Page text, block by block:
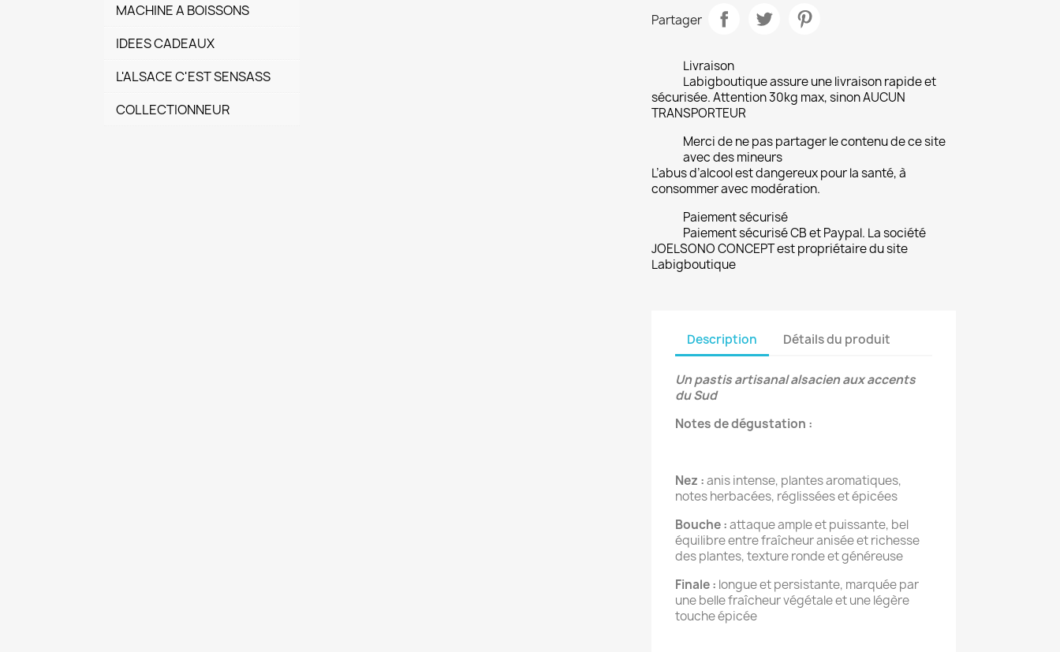
MACHINE A BOISSONS
IDEES CADEAUX
L'ALSACE C'EST SENSASS
COLLECTIONNEUR
Partager
Livraison
Labigboutique assure une livraison rapide et
sécurisée. Attention 30kg max, sinon AUCUN
TRANSPORTEUR
Merci de ne pas partager le contenu de ce site
avec des mineurs
L’abus d’alcool est dangereux pour la santé, à
consommer avec modération.
Paiement sécurisé
Paiement sécurisé CB et Paypal. La société
JOELSONO CONCEPT est propriétaire du site
Labigboutique
Description Détails du produit
Un pastis artisanal alsacien aux accents
du Sud
Notes de dégustation :
Nez :anis intense, plantes aromatiques,
notes herbacées, réglissées et épicées
Bouche :attaque ample et puissante, bel
équilibre entre fraîcheur anisée et richesse
des plantes, texture ronde et généreuse
Finale : longue et persistante, marquée par
une belle fraîcheur végétale et une légère
touche épicée